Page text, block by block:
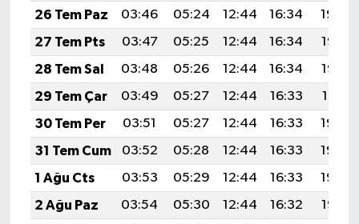
26 Tem Paz
03:46 05:24 12:44 16:34
19:54
27 Tem Pts
03:47 05:25 12:44 16:34
19:53
28 Tem Sal
03:48 05:26 12:44 16:34
19:52
29 Tem Çar
03:49 05:27 12:44 16:33
19:51
30 Tem Per
03:51 05:27 12:44 16:33
19:50
31 Tem Cum
03:52 05:28 12:44 16:33
19:49
1 Ağu Cts
03:53 05:29 12:44 16:33
19:48
2 Ağu Paz
03:54 05:30 12:44 16:32
19:47